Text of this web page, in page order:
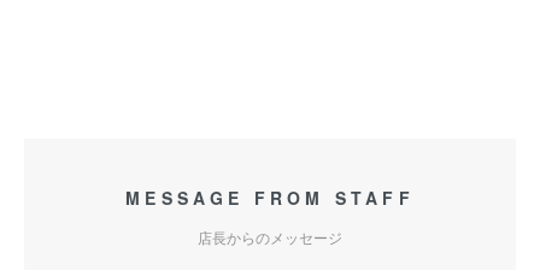
MESSAGE FROM STAFF
店長からのメッセージ